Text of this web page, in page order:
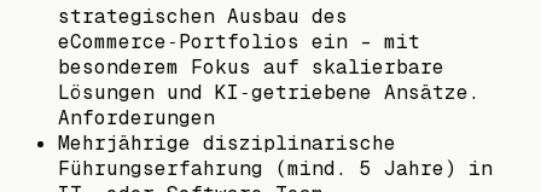
strategischen Ausbau des
eCommerce‑Portfolios ein - mit
besonderem Fokus auf skalierbare
Lösungen und KI‑getriebene Ansätze.
Anforderungen
Mehrjährige disziplinarische
Führungserfahrung (mind. 5 Jahre) in